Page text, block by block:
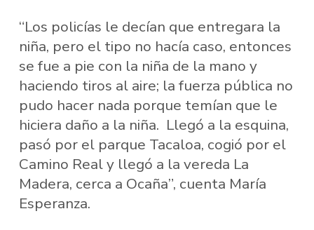
“Los policías le decían que entregara la
niña, pero el tipo no hacía caso, entonces
se fue a pie con la niña de la mano y
haciendo tiros al aire; la fuerza pública no
pudo hacer nada porque temían que le
hiciera daño a la niña. Llegó a la esquina,
pasó por el parque Tacaloa, cogió por el
Camino Real y llegó a la vereda La
Madera, cerca a Ocaña”, cuenta María
Esperanza.